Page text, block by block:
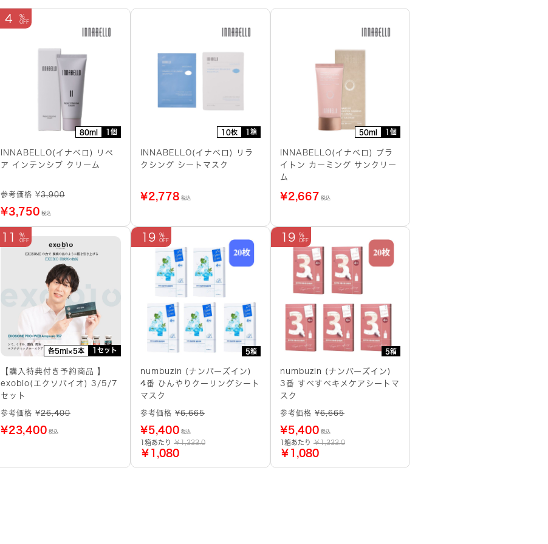
80ml 1個
4
INNABELLO(イナベロ) リペ
ア インテンシブ クリーム
参考価格 ¥3,900
¥3,750 税込
10枚 1箱
INNABELLO(イナベロ) リラ
クシング シートマスク
¥2,778 税込
50ml 1個
INNABELLO(イナベロ) ブラ
イトン カーミング サンクリー
ム
¥2,667 税込
各5ml×5本 1セット
11
【購入特典付き予約商品 】
exobio(エクソバイオ) 3/5/7
セット
参考価格 ¥26,400
¥23,400 税込
5箱
19
numbuzin (ナンバーズイン)
4番 ひんやりクーリングシート
マスク
参考価格 ¥6,665
¥5,400 税込
1箱あたり ￥1,333.0
￥1,080
5箱
19
numbuzin (ナンバーズイン)
3番 すべすべキメケアシートマ
スク
参考価格 ¥6,665
¥5,400 税込
1箱あたり ￥1,333.0
￥1,080